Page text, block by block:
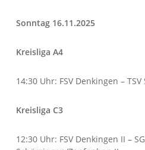
Sonntag 16.11.2025
Kreisliga A4
14:30 Uhr: FSV Denkingen –
Kreisliga C3
12:30 Uhr: FSV Denkingen II –